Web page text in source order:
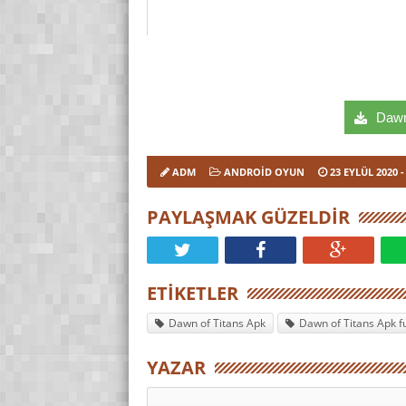
ADM ANDROID OYUN 23 EYLÜL 2020 -
PAYLAŞMAK GÜZELDIR
ETIKETLER
Dawn of Titans Apk Dawn of Titans Apk
YAZAR